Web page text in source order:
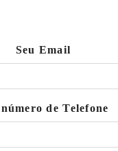
Seu Email
número de Telefone